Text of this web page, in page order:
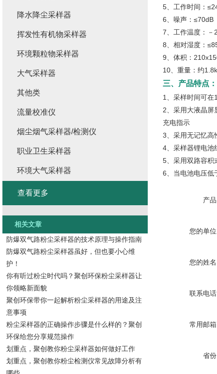
5、工作时间：
6、噪声：≤70dB
7、工作温度：
8、相对湿度：
9、体积：
10、重量：约
三、产品特点：
1、采样时间可
2、采用大液晶屏
充电指示
3、采用无记忆高
4、采样器锂电池
5、采用双路容积
6、当电池电压低
产
您的单
您的姓
联系电
常用邮
省
降水降尘采样器
挥发性有机物采样器
环境颗粒物采样器
大气采样器
其他类
流量校准仪
烟尘烟气采样器/检测仪
职业卫生采样器
环境大气采样器
查看更多
相关文章
防爆双气路粉尘采样器的技术原理与操作指南
防爆双气路粉尘采样器虽好，但也要小心维
护！
你有听过粉尘时代吗？聚创环保粉尘采样器让
你领略新面貌
聚创环保带你一起解析粉尘采样器的用途及注
意事项
粉尘采样器的正确操作步骤是什么样的？聚创
环保给您分享规范操作
划重点，聚创教你粉尘采样器如何做好工作
划重点，聚创教你粉尘检测仪常见故障分析有